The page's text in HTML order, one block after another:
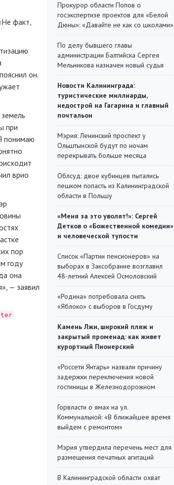
факт,
он.
при
понимаю
врио
пор
году
она
— заявил
Прокурор области Попов о
госэкспертизе проектов для «Белой
Дюны»: «Давайте не как со школами»
По делу бывшего главы
администрации Балтийска Сергея
Мельникова назначен новый судья
Новости Калининграда:
туристические миллиарды,
недострой на Гагарина и главный
почтальон
Мэрия: Ленинский проспект у
Ольштынской будут по ночам
перекрывать больше месяца
Облсуд: двое кубинцев пытались
пешком попасть из Калининградской
области в Польшу
«Меня за это уволят!»: Сергей
Детков о «Божественной комедии»
и человеческой тупости
Список «Партии пенсионеров» на
выборах в Заксобрание возглавил
48-летний Алексей Осмоловский
«Родина» потребовала снять
«Яблоко» с выборов в Госдуму
Камень Лжи, широкий пляж и
закрытый променад: как живет
курортный Пионерский
«Россети Янтарь» назвали причину
задержки переключения новой
гостиницы в Железнодорожном
Горвласти о ямах на ул.
Коммунальной: «В ближайшее время
выйдем с ремонтом»
Мэрия утвердила перечень мест для
размещения печатных агитаций
В Калининградской области охват